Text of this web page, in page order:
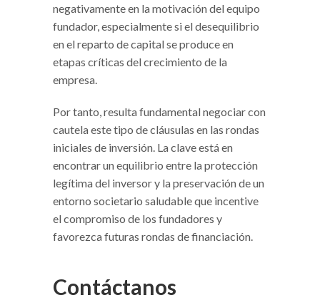
negativamente en la motivación del equipo
fundador, especialmente si el desequilibrio
en el reparto de capital se produce en
etapas críticas del crecimiento de la
empresa.
Por tanto, resulta fundamental negociar con
cautela este tipo de cláusulas en las rondas
iniciales de inversión. La clave está en
encontrar un equilibrio entre la protección
legítima del inversor y la preservación de un
entorno societario saludable que incentive
el compromiso de los fundadores y
favorezca futuras rondas de financiación.
Contáctanos